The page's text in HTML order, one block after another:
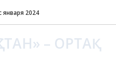
января 2024
– ОРТАҚ